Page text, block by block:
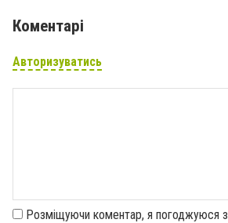
Коментарі
Авторизуватись
Розміщуючи коментар, я погоджуюся з